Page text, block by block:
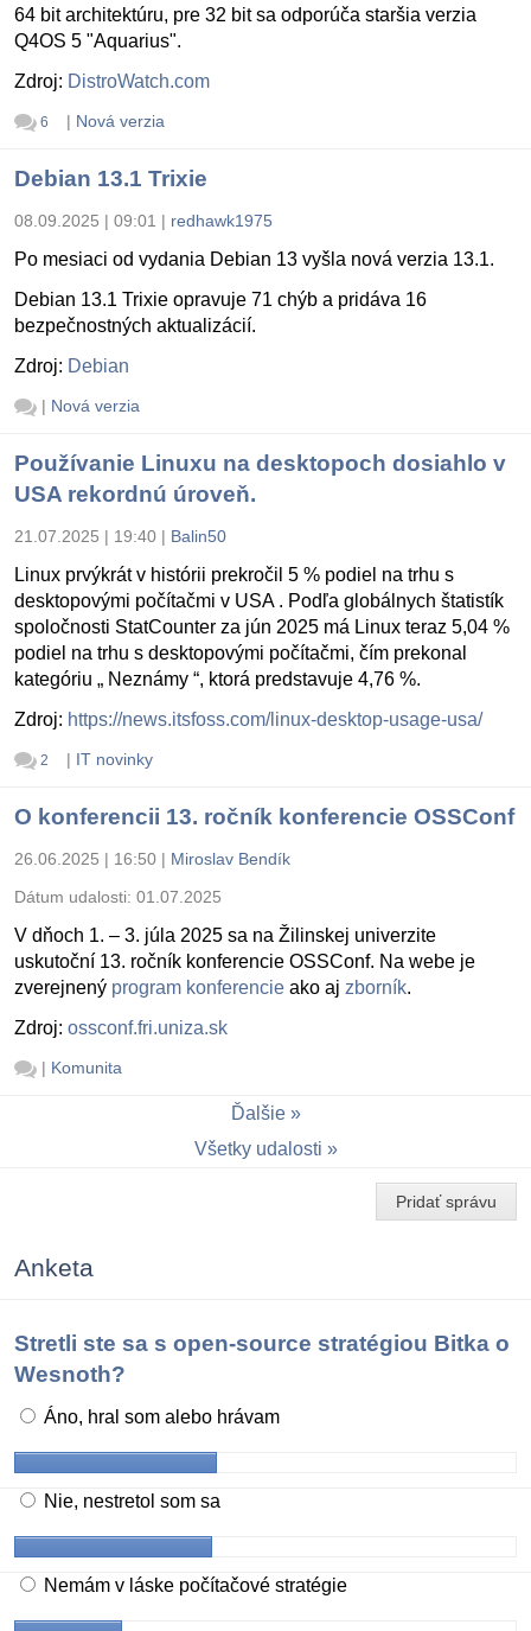
64 bit architektúru, pre 32 bit sa odporúča staršia verzia
Q4OS 5 "Aquarius".
Zdroj: DistroWatch.com
6 | Nová verzia
Debian 13.1 Trixie
08.09.2025 | 09:01 | redhawk1975
Po mesiaci od vydania Debian 13 vyšla nová verzia 13.1.
Debian 13.1 Trixie opravuje 71 chýb a pridáva 16
bezpečnostných aktualizácií.
Zdroj: Debian
| Nová verzia
Používanie Linuxu na desktopoch dosiahlo v
USA rekordnú úroveň.
21.07.2025 | 19:40 | Balin50
Linux prvýkrát v histórii prekročil 5 % podiel na trhu s
desktopovými počítačmi v USA . Podľa globálnych štatistík
spoločnosti StatCounter za jún 2025 má Linux teraz 5,04 %
podiel na trhu s desktopovými počítačmi, čím prekonal
kategóriu „ Neznámy “, ktorá predstavuje 4,76 %.
Zdroj: https://news.itsfoss.com/linux-desktop-usage-usa/
2 | IT novinky
O konferencii 13. ročník konferencie OSSConf
26.06.2025 | 16:50 | Miroslav Bendík
Dátum udalosti: 01.07.2025
V dňoch 1. – 3. júla 2025 sa na Žilinskej univerzite
uskutoční 13. ročník konferencie OSSConf. Na webe je
zverejnený program konferencie ako aj zborník.
Zdroj: ossconf.fri.uniza.sk
| Komunita
Ďalšie
Všetky udalosti
Pridať správu
Anketa
Stretli ste sa s open-source stratégiou Bitka o
Wesnoth?
Áno, hral som alebo hrávam
Nie, nestretol som sa
Nemám v láske počítačové stratégie